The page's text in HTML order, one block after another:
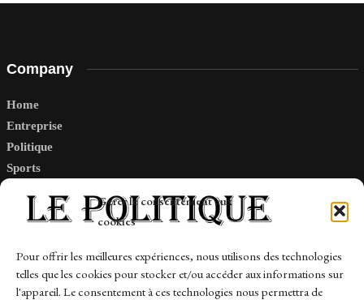
Gérer le consentement aux
cookies
Pour offrir les meilleures expériences, nous utilisons des technologies
telles que les cookies pour stocker et/ou accéder aux informations sur
l'appareil. Le consentement à ces technologies nous permettra de
Company
Home
Entreprise
Politique
Sports
Links